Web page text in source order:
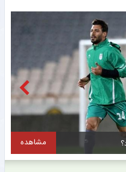
مشاهده